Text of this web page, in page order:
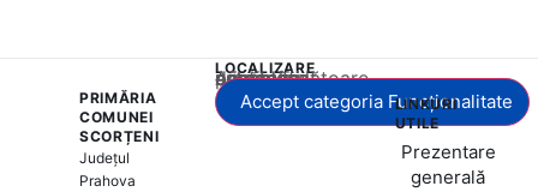
PRIMĂRIA
COMUNEI
SCORȚENI
Județul
Prahova
LOCALIZARE
Acest conținut este blocat până când acceptați categoria corespunzătoare de cookie-uri.
Accept categoria Funcționalitate
LINKURI
UTILE
Prezentare
generală